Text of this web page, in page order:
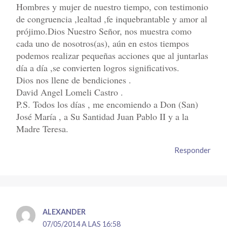
Hombres y mujer de nuestro tiempo, con testimonio
de congruencia ,lealtad ,fe inquebrantable y amor al
prójimo.Dios Nuestro Señor, nos muestra como
cada uno de nosotros(as), aún en estos tiempos
podemos realizar pequeñas acciones que al juntarlas
día a día ,se convierten logros significativos.
Dios nos llene de bendiciones .
David Angel Lomeli Castro .
P.S. Todos los días , me encomiendo a Don (San)
José María , a Su Santidad Juan Pablo II y a la
Madre Teresa.
Responder
ALEXANDER
07/05/2014 A LAS 16:58